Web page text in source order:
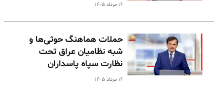
۱۶ مرداد ۱۴۰۵
حملات هماهنگ حوثی‌ها و
شبه نظامیان عراق تحت
نظارت سپاه پاسداران
۱۶ مرداد ۱۴۰۵